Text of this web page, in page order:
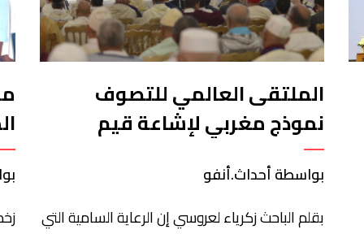
الملتقى العالمي للتصوف
نموذج مغربي لإشاعة قيم
الرحمة والوسطية والاعتدال
بواسطة أحداث.أنفو
بقلم الباحث زكرياء لعروسي إن الرعاية السامية التي